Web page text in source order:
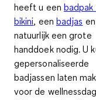
heeft u een
bikini, een badjas en
natuurlijk een grote
handdoek nodig. U
gepersonaliseerde
badjassen laten
voor de